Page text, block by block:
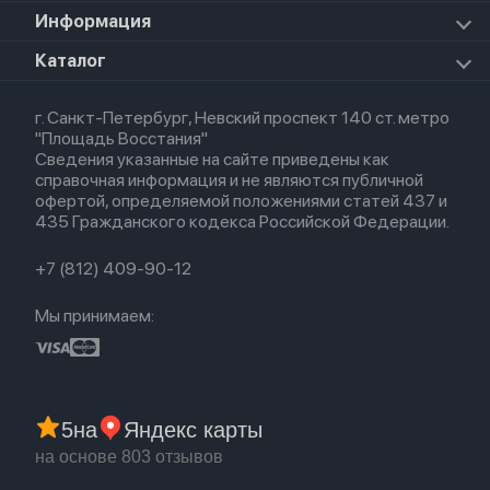
iPad Pro 11 M5 (2025)
Apple Watch Series 8
Apple Watch SE 2022
Airpods Pro
Airpods 3
Airpods (1-е)
EarPods
Apple TV
HomePod 2
Для iPhone
Для Macbook
Информация
О магазине
Политика конфиденциальности
Оплата и доставка
Партнерская программа
Гарантия
Обмен и возврат
Бонусы
Каталог
Новые поступления
Популярное
Акции
г. Санкт-Петербург, Невский проспект 140 ст. метро
"Площадь Восстания"
Сведения указанные на сайте приведены как
справочная информация и не являются публичной
офертой, определяемой положениями статей 437 и
435 Гражданского кодекса Российской Федерации.
+7 (812) 409-90-12
Мы принимаем:
5на Яндекс карты
на основе 803 отзывов